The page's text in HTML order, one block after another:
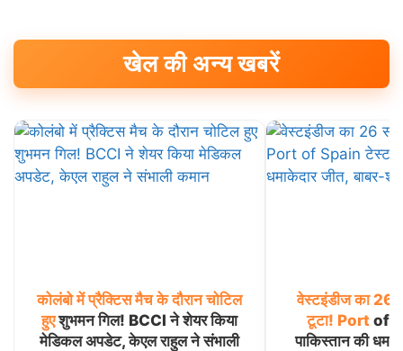
खेल की अन्य खबरें
कोलंबो में प्रैक्टिस मैच के दौरान चोटिल
हुएशुभमन गिल! BCCI ने शेयर किया
मेडिकल अपडेट, केएल राहुल ने संभाली
वेस्टइंडीज का 26
टूटा! Portof
पाकिस्तान की